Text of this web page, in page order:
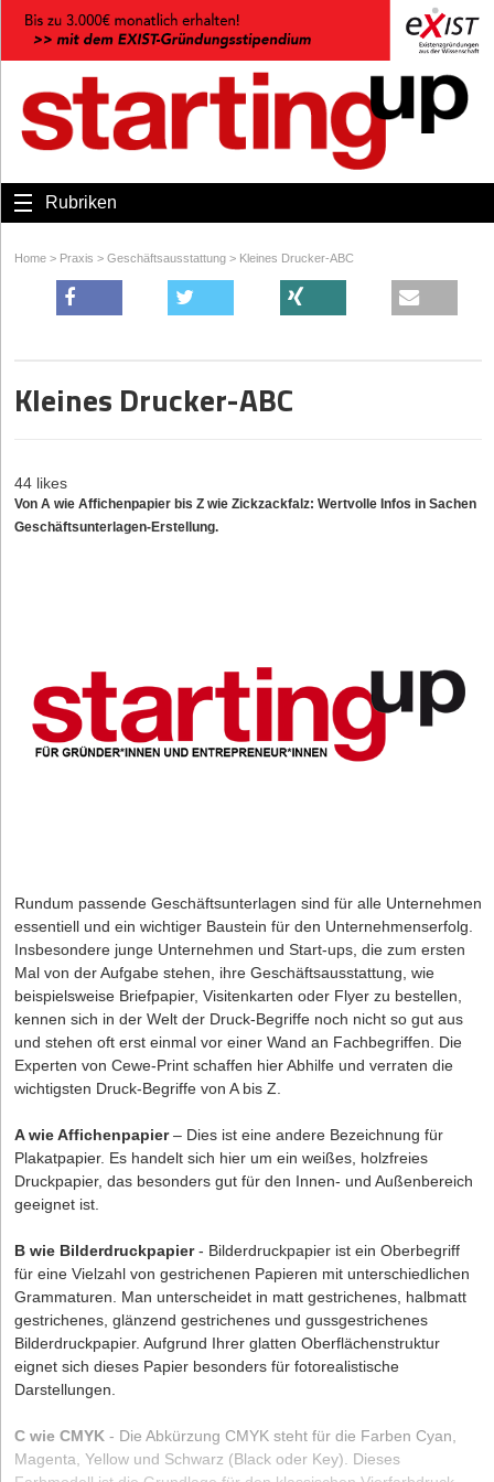
Rubriken
Home > Praxis > Geschäftsausstattung > Kleines Drucker-ABC
Kleines Drucker-ABC
44 likes
Von A wie Affichenpapier bis Z wie Zickzackfalz: Wertvolle Infos in Sachen
Geschäftsunterlagen-Erstellung.
Rundum passende Geschäftsunterlagen sind für alle Unternehmen
essentiell und ein wichtiger Baustein für den Unternehmenserfolg.
Insbesondere junge Unternehmen und Start-ups, die zum ersten
Mal von der Aufgabe stehen, ihre Geschäftsausstattung, wie
beispielsweise Briefpapier, Visitenkarten oder Flyer zu bestellen,
kennen sich in der Welt der Druck-Begriffe noch nicht so gut aus
und stehen oft erst einmal vor einer Wand an Fachbegriffen. Die
Experten von Cewe-Print schaffen hier Abhilfe und verraten die
wichtigsten Druck-Begriffe von A bis Z.
A wie Affichenpapier– Dies ist eine andere Bezeichnung für
Plakatpapier. Es handelt sich hier um ein weißes, holzfreies
Druckpapier, das besonders gut für den Innen- und Außenbereich
geeignet ist.
B wie Bilderdruckpapier- Bilderdruckpapier ist ein Oberbegriff
für eine Vielzahl von gestrichenen Papieren mit unterschiedlichen
Grammaturen. Man unterscheidet in matt gestrichenes, halbmatt
gestrichenes, glänzend gestrichenes und gussgestrichenes
Bilderdruckpapier. Aufgrund Ihrer glatten Oberflächenstruktur
eignet sich dieses Papier besonders für fotorealistische
Darstellungen.
C wie CMYK - Die Abkürzung CMYK steht für die Farben Cyan,
Magenta, Yellow und Schwarz (Black oder Key). Dieses